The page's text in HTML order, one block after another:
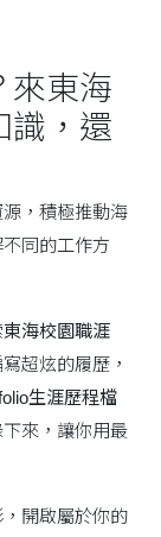
來東海
識，還
，積極推動海
同的工作方
東海校園職涯
超炫的履歷，
生涯歷程檔
來，讓你用最
，開啟屬於你的